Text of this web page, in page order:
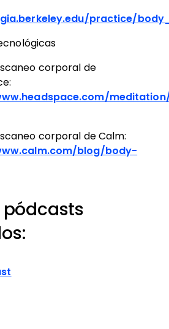
practice/
corporal de
corporal de Calm:
blog/body-
pódcasts